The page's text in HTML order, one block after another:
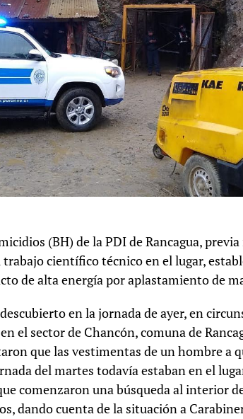
(BH) de la PDI de Rancagua,
científico técnico en el lugar,
de alta energía por aplastamiento de
en la jornada de ayer, en
el sector de Chancón, comuna de
que las vestimentas de un hombre a
del martes todavía estaban en el
comenzaron una búsqueda al interior
dando cuenta de la situación a